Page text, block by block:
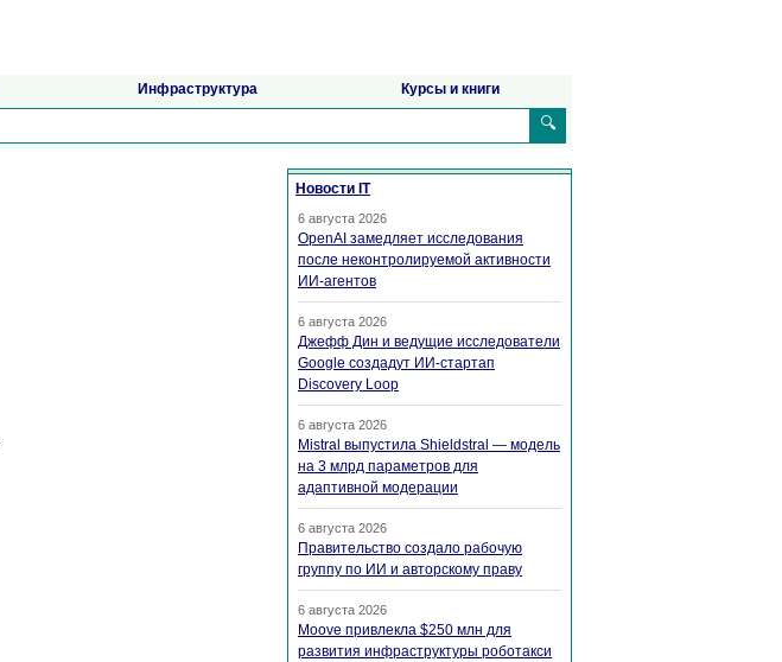
Инфраструктура Курсы и книги
🔍
Новости IT
6 августа 2026
OpenAI замедляет исследования
после неконтролируемой активности
ИИ-агентов
6 августа 2026
Джефф Дин и ведущие исследователи
Google создадут ИИ-стартап
Discovery Loop
6 августа 2026
Mistral выпустила Shieldstral — модель
на 3 млрд параметров для
адаптивной модерации
6 августа 2026
Правительство создало рабочую
группу по ИИ и авторскому праву
6 августа 2026
Moove привлекла $250 млн для
развития инфраструктуры роботакси